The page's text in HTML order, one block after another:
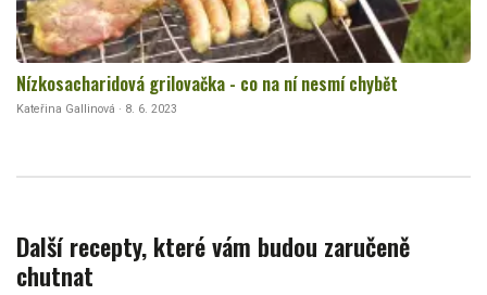
Nízkosacharidová grilovačka - co na ní nesmí chybět
Kateřina Gallinová · 8. 6. 2023
Další recepty, které vám budou zaručeně
chutnat